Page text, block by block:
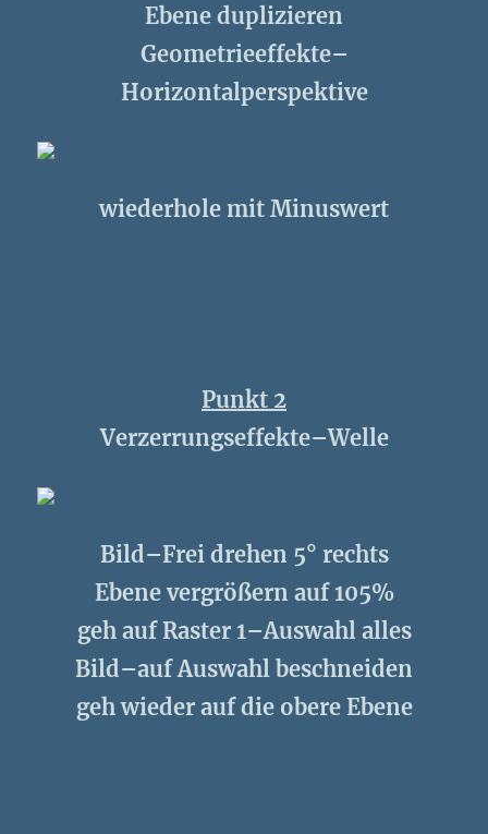
Ebene duplizieren
Geometrieeffekte–
Horizontalperspektive
wiederhole mit Minuswert
Punkt 2
Verzerrungseffekte–Welle
Bild–Frei drehen 5° rechts
Ebene vergrößern auf 105%
geh auf Raster 1–Auswahl alles
Bild–auf Auswahl beschneiden
geh wieder auf die obere Ebene